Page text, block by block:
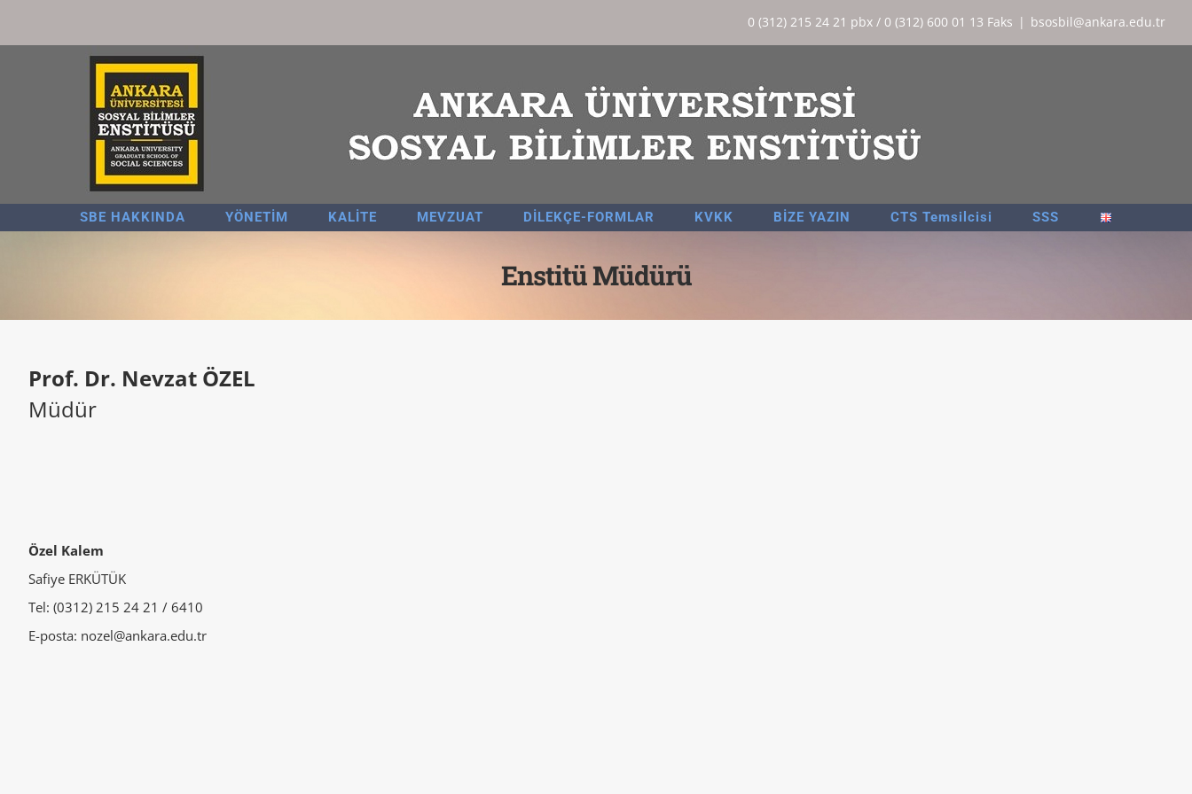
to
0 (312) 215 24 21 pbx / 0 (312) 600 01 13 Faks | bsosbil@ankara.edu.tr
SBE HAKKINDA YÖNETİM KALİTE MEVZUAT DİLEKÇE-FORMLAR KVKK BİZE YAZIN CTS Temsilcisi SSS
Enstitü Müdürü
Prof. Dr. Nevzat ÖZEL
Müdür
Özel Kalem
Safiye ERKÜTÜK
Tel: (0312) 215 24 21 / 6410
E-posta: nozel@ankara.edu.tr